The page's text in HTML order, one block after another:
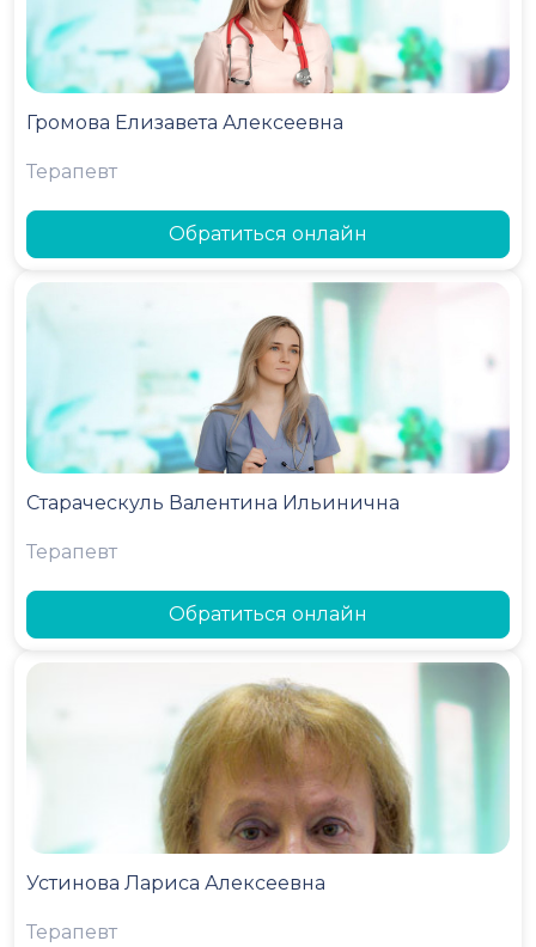
Громова Елизавета Алексеевна
Терапевт
Обратиться онлайн
Стараческуль Валентина Ильинична
Терапевт
Обратиться онлайн
Устинова Лариса Алексеевна
Терапевт